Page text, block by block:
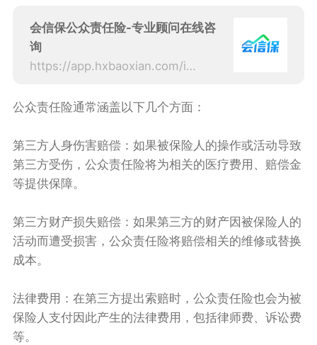
会信保公众责任险-专业顾问在线咨
询
https://app.hxbaoxian.com/insurance?p=1&l=20&t=1&c=0&sourceType=web
公众责任险通常涵盖以下几个方面：
第三方人身伤害赔偿：如果被保险人的操作或活动导致
第三方受伤，公众责任险将为相关的医疗费用、赔偿金
等提供保障。
第三方财产损失赔偿：如果第三方的财产因被保险人的
活动而遭受损害，公众责任险将赔偿相关的维修或替换
成本。
法律费用：在第三方提出索赔时，公众责任险也会为被
保险人支付因此产生的法律费用，包括律师费、诉讼费
等。